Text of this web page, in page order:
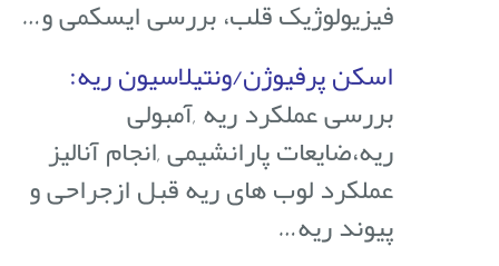
فیزیولوژیک قلب، بررسی ایسکمی و…
اسکن پرفیوژن/ونتیلاسیون ریه:
بررسی عملکرد ریه ,آمبولی
ریه،ضایعات پارانشیمی ,انجام آنالیز
عملکرد لوب های ریه قبل ازجراحی و
پیوند ریه…